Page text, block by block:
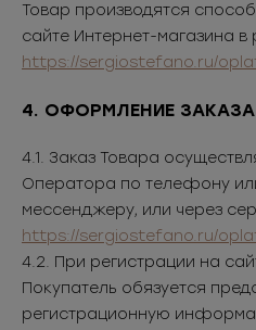
Товар производятся
сайте Интернет-магазина в
https://sergiostefano.ru/
4. ОФОРМЛЕНИЕ ЗАКАЗА
4.1. Заказ Товара
Оператора по телефону
мессенджеру, или через
https://sergiostefano.ru/
4.2. При регистрации на
Покупатель обязуется
регистрационную